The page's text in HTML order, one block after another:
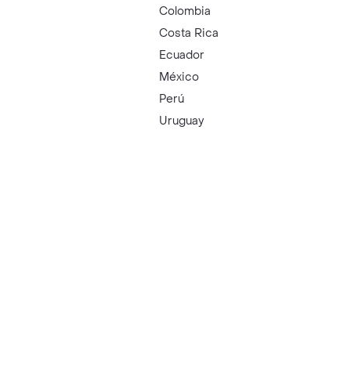
Colombia
Costa Rica
Ecuador
México
Perú
Uruguay